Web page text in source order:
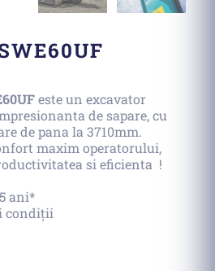
este un excavator
de sapare, cu
de pana la 3710mm.
maxim operatorului,
si eficienta !
ani*
condiții